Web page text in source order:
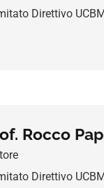
Direttivo
Rocco
Direttivo